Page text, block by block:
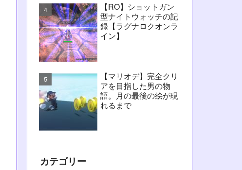
【RO】ショットガン
型ナイトウォッチの記
録【ラグナロクオンラ
イン】
【マリオデ】完全クリ
アを目指した男の物
語。月の最後の絵が現
れるまで
カテゴリー